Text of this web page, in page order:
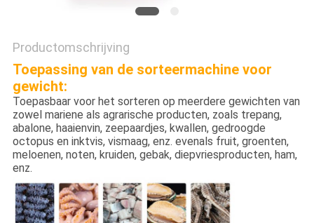
Productomschrijving
Toepassing van de sorteermachine voor
gewicht:
Toepasbaar voor het sorteren op meerdere gewichten van
zowel mariene als agrarische producten, zoals trepang,
abalone, haaienvin, zeepaardjes, kwallen, gedroogde
octopus en inktvis, vismaag, enz. evenals fruit, groenten,
meloenen, noten, kruiden, gebak, diepvriesproducten, ham,
enz.